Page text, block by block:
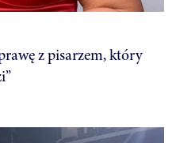
z pisarzem, który